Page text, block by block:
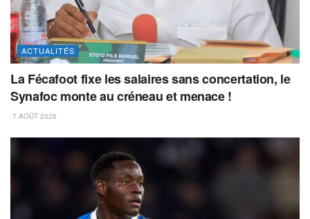
ACTUALITÉS
La Fécafoot fixe les salaires sans concertation, le
Synafoc monte au créneau et menace !
7 AOÛT 2026